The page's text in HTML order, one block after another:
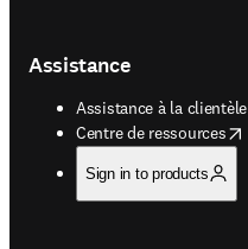
Assistance
Assistance à la clientèle
Centre de ressources
opens in new tab/window
Sign in to products